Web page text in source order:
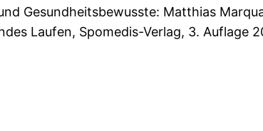
Gesundheitsbewusste: Matthias
Laufen, Spomedis-Verlag, 3. Auflage